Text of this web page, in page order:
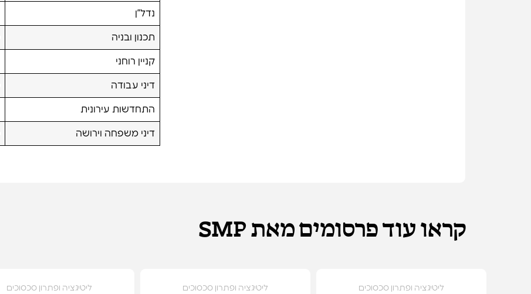
נדל”ן
תכנון ובניה
קניין רוחני
דיני עבודה
התחדשות עירונית
דיני משפחה וירושה
קראו עוד פרסומים מאת SMP
ליטיגציה ופתרון סכסוכים ליטיגציה ופתרון סכסוכים ליטיגציה ופתרון סכסוכים